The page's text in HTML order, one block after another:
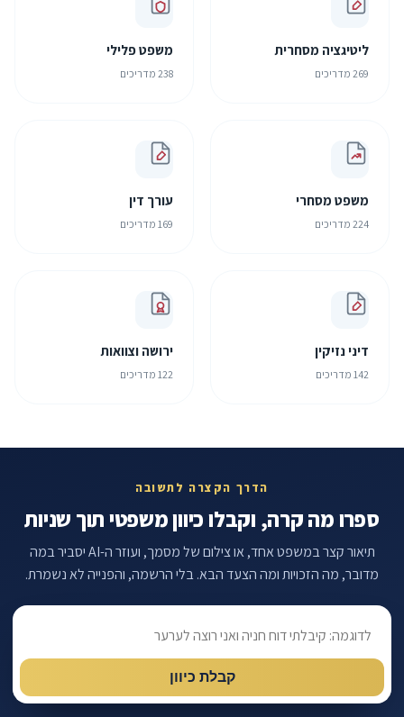
ליטיגציה מסחרית
269 מדריכים
משפט פלילי
238 מדריכים
משפט מסחרי
224 מדריכים
עורך דין
169 מדריכים
דיני נזיקין
142 מדריכים
ירושה וצוואות
122 מדריכים
הדרך הקצרה לתשובה
ספרו מה קרה, וקבלו כיוון משפטי תוך שניות
תיאור קצר במשפט אחד, או צילום של מסמך, ועוזר ה-AI יסביר במה
מדובר, מה הזכויות ומה הצעד הבא. בלי הרשמה, והפנייה לא נשמרת.
קבלת כיוון